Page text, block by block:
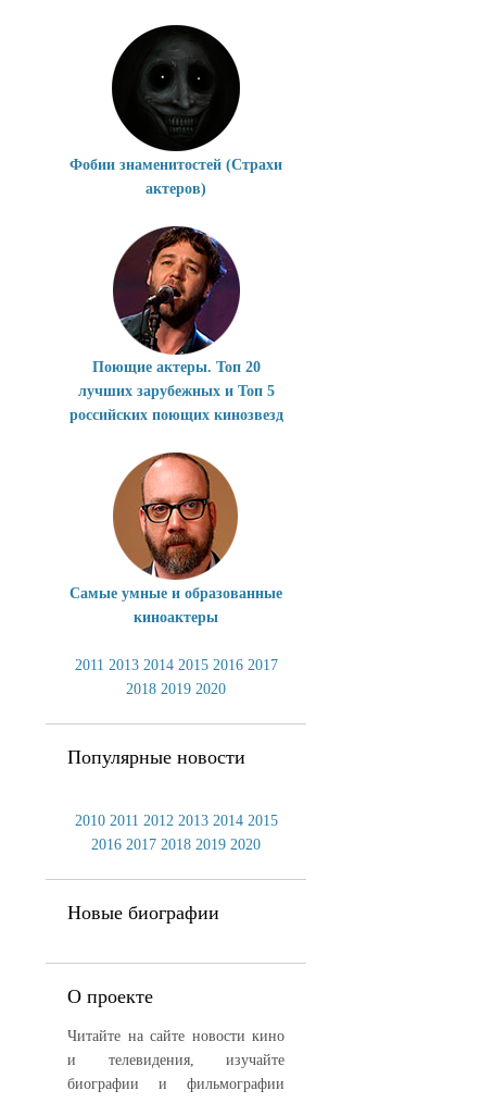
Фобии знаменитостей (Страхи
актеров)
Поющие актеры. Топ 20
лучших зарубежных и Топ 5
российских поющих кинозвезд
Самые умные и образованные
киноактеры
2011 2013 2014 2015 2016 2017
2018 2019 2020
Популярные новости
2010 2011 2012 2013 2014 2015
2016 2017 2018 2019 2020
Новые биографии
О проекте
Читайте на сайте новости кино
и телевидения, изучайте
биографии и фильмографии